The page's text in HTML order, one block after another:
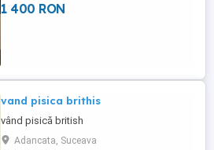
1 400 RON
vand pisica brithis
vând pisică british
Adancata, Suceava